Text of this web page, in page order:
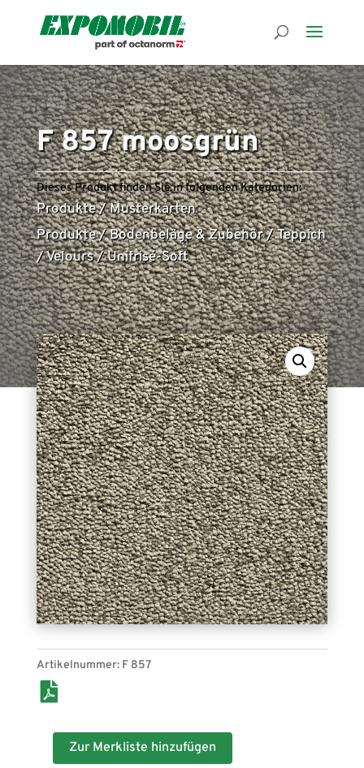
F 857 moosgrün
Dieses Produkt finden Sie in folgenden Kategorien:
Produkte/Musterkarten
Produkte/Bodenbeläge & Zubehör/Teppich
/Velours/Unifrisé-Soft
Unifrisé-Soft F 857 (moosgrün). Bahnenware, für
den Indoor-Bereich geeignet.
Artikelnummer: F 857
Zur Merkliste hinzufügen